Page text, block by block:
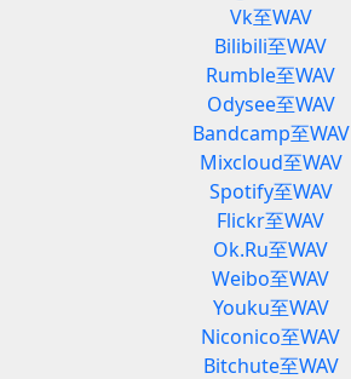
Vk至WAV
Bilibili至WAV
Rumble至WAV
Odysee至WAV
Bandcamp至WAV
Mixcloud至WAV
Spotify至WAV
Flickr至WAV
Ok.Ru至WAV
Weibo至WAV
Youku至WAV
Niconico至WAV
Bitchute至WAV